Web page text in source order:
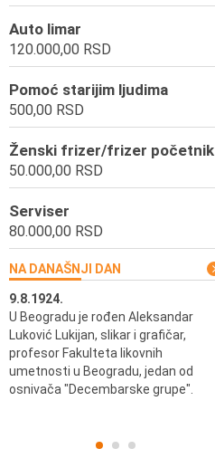
Auto limar
120.000,00 RSD
Pomoć starijim ljudima
500,00 RSD
Ženski frizer/frizer početnik
50.000,00 RSD
Serviser
80.000,00 RSD
NA DANAŠNJI DAN
9.8.1924.
U Beogradu je rođen Aleksandar
Luković Lukijan, slikar i grafičar,
profesor Fakulteta likovnih
umetnosti u Beogradu, jedan od
osnivača "Decembarske grupe".